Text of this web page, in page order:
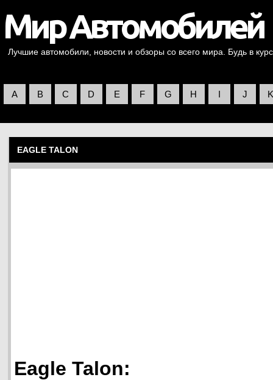
Лучшие автомобили, новости и обзоры со всего мира. Будь в
A B C D E F G H I J K
EAGLE TALON
Eagle Talon: